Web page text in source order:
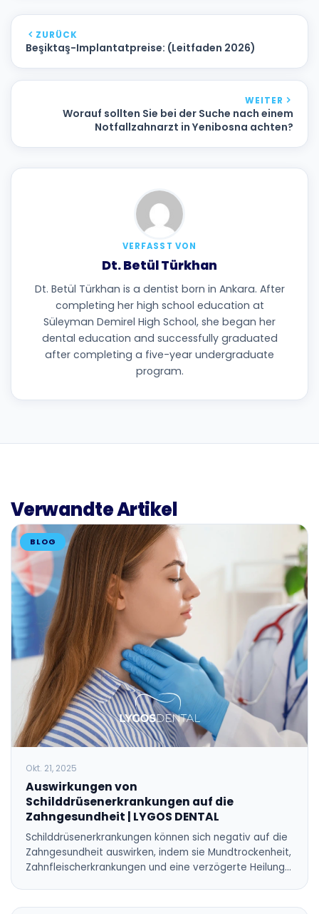
ZURÜCK
Beşiktaş-Implantatpreise: (Leitfaden 2026)
WEITER
Worauf sollten Sie bei der Suche nach einem
Notfallzahnarzt in Yenibosna achten?
VERFASST VON
Dt. Betül Türkhan
Dt. Betül Türkhan is a dentist born in Ankara. After
completing her high school education at
Süleyman Demirel High School, she began her
dental education and successfully graduated
after completing a five-year undergraduate
program.
Verwandte Artikel
BLOG
Okt. 21, 2025
Auswirkungen von
Schilddrüsenerkrankungen auf die
Zahngesundheit | LYGOS DENTAL
Schilddrüsenerkrankungen können sich negativ auf die
Zahngesundheit auswirken, indem sie Mundtrockenheit,
Zahnfleischerkrankungen und eine verzögerte Heilung…